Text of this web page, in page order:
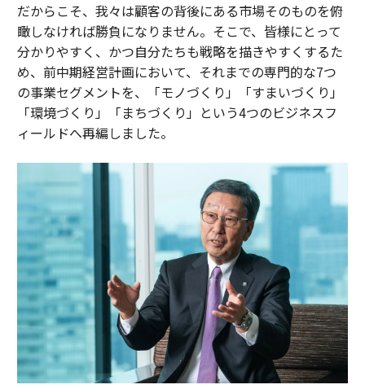
だからこそ、我々は顧客の背後にある市場そのものを俯
瞰しなければ勝負になりません。そこで、皆様にとって
分かりやすく、かつ自分たちも戦略を描きやすくするた
め、前中期経営計画において、それまでの専門的な7つ
の事業セグメントを、「モノづくり」「すまいづくり」
「環境づくり」「まちづくり」という4つのビジネスフ
ィールドへ再編しました。